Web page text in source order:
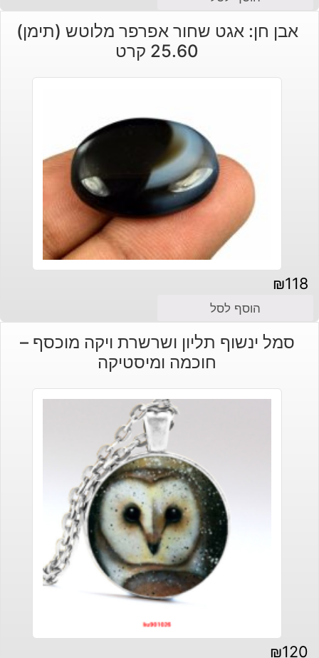
אבן חן: אגט שחור אפרפר מלוטש (תימן)
25.60 קרט
₪118
הוסף לסל
סמל ינשוף תליון ושרשרת ויקה מוכסף –
חוכמה ומיסטיקה
₪120